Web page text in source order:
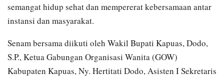
semangat hidup sehat dan mempererat kebersamaan antar
instansi dan masyarakat.
Senam bersama diikuti oleh Wakil Bupati Kapuas, Dodo,
S.P., Ketua Gabungan Organisasi Wanita (GOW)
Kabupaten Kapuas, Ny. Hertitati Dodo, Asisten I Sekretaris